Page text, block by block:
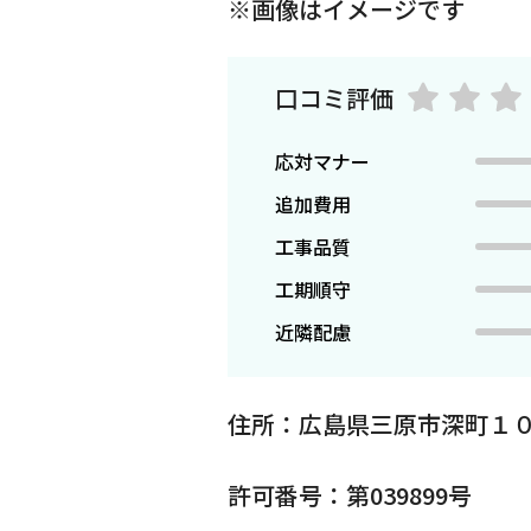
※画像はイメージです
口コミ評価
応対マナー
追加費用
工事品質
工期順守
近隣配慮
住所：広島県三原市深町１
許可番号：第039899号